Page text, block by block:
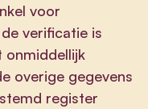
voor
verificatie is
onmiddellijk
overige gegevens
register